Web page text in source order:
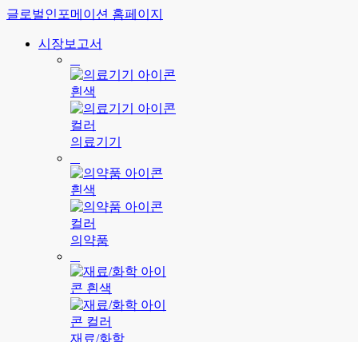
글로벌인포메이션 홈페이지
시장보고서
의료기기
의약품
재료/화학